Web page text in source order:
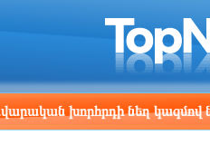
Los Angeles
16:53
նեղ կազմով նիստը